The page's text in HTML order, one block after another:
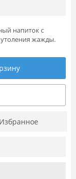
напиток с
жажды.
Избранное